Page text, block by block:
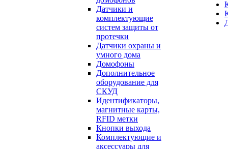
Датчики и
комплектующие
систем защиты от
протечки
Датчики охраны и
умного дома
Домофоны
Дополнительное
оборудование для
СКУД
Идентификаторы,
магнитные карты,
RFID метки
Кнопки выхода
Комплектующие и
аксессуары для